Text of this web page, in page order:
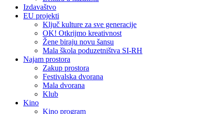
Izdavaštvo
EU projekti
Ključ kulture za sve generacije
OK! Otkrijmo kreativnost
Žene biraju novu šansu
Mala škola poduzetništva SI-RH
Najam prostora
Zakup prostora
Festivalska dvorana
Mala dvorana
Klub
Kino
Kino program